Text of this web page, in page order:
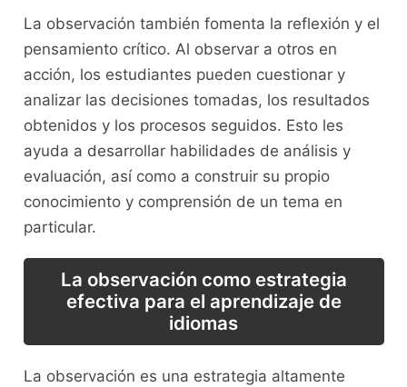
La observación también‍ fomenta ⁤la⁤ reflexión y el
pensamiento crítico. Al observar a ‍otros en
acción, los estudiantes ⁤pueden cuestionar⁤ y
analizar las decisiones tomadas, ‌los resultados
obtenidos y‌ los procesos seguidos. Esto les
ayuda a⁤ desarrollar habilidades de ⁤análisis‌ y
evaluación, así como a construir su propio
conocimiento y comprensión de ‍un ‍tema en
particular.
La observación como estrategia
efectiva para el aprendizaje de
⁢idiomas
La observación es una estrategia altamente